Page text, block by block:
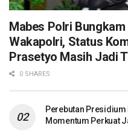
Mabes Polri
Wakapolri, Status
Prasetyo Masih Jadi
0 SHARES
Perebutan
Momentum Perkuat